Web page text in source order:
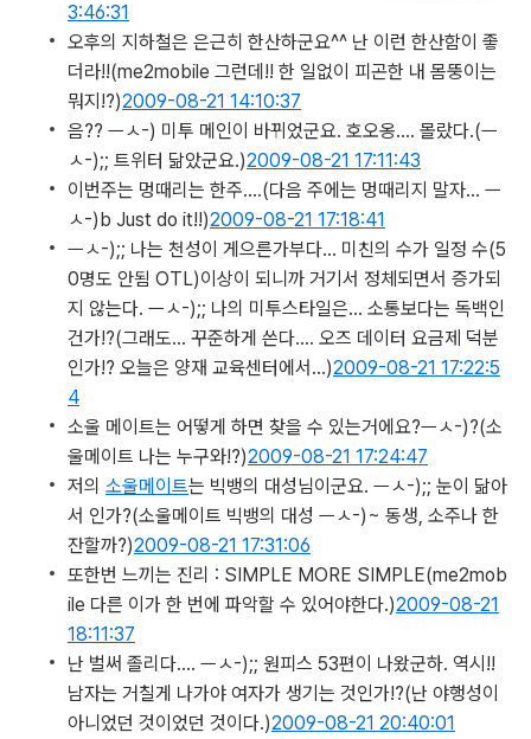
3:46:31
오후의 지하철은 은근히 한산하군요^^ 난 이런 한산함이 좋
더라!!(me2mobile 그런데!! 한 일없이 피곤한 내 몸뚱이는
뭐지!?)2009-08-21 14:10:37
음?? ㅡㅅ-) 미투 메인이 바뀌었군요. 호오옹…. 몰랐다.(ㅡ
ㅅ-);; 트위터 닮았군요.)2009-08-21 17:11:43
이번주는 멍때리는 한주….(다음 주에는 멍때리지 말자... ㅡ
ㅅ-)b Just do it!!)2009-08-21 17:18:41
ㅡㅅ-);; 나는 천성이 게으른가부다… 미친의 수가 일정 수(5
0명도 안됨 OTL)이상이 되니까 거기서 정체되면서 증가되
지 않는다. ㅡㅅ-);; 나의 미투스타일은… 소통보다는 독백인
건가!?(그래도... 꾸준하게 쓴다.... 오즈 데이터 요금제 덕분
인가!? 오늘은 양재 교육센터에서...)2009-08-21 17:22:5
4
소울 메이트는 어떻게 하면 찾을 수 있는거에요?ㅡㅅ-)?(소
울메이트 나는 누구와!?)2009-08-21 17:24:47
저의 소울메이트는 빅뱅의 대성님이군요. ㅡㅅ-);; 눈이 닮아
서 인가?(소울메이트 빅뱅의 대성 ㅡㅅ-)~ 동생, 소주나 한
잔할까?)2009-08-21 17:31:06
또한번 느끼는 진리 : SIMPLE MORE SIMPLE(me2mob
ile 다른 이가 한 번에 파악할 수 있어야한다.)2009-08-21
18:11:37
난 벌써 졸리다…. ㅡㅅ-);; 원피스 53편이 나왔군하. 역시!!
남자는 거칠게 나가야 여자가 생기는 것인가!?(난 야행성이
아니었던 것이었던 것이다.)2009-08-21 20:40:01